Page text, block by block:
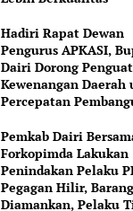
Hadiri Rapat Dewan
Pengurus APKASI,
Dairi Dorong
Kewenangan Daerah
Percepatan
Pemkab Dairi
Forkopimda Lakukan
Penindakan Pelaku
Pegagan Hilir,
Diamankan, Pelaku